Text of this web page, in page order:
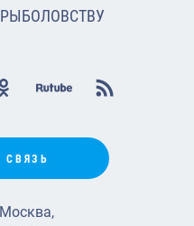
СВЯЗЬ